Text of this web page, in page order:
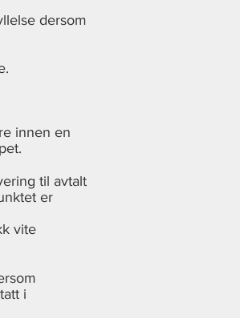
dersom
innen en
til avtalt
er
vite
i